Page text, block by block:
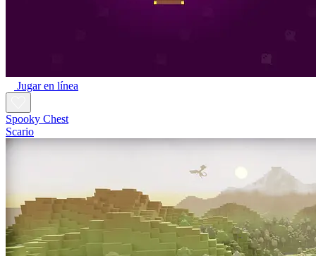
Jugar en línea
Spooky Chest
Scario